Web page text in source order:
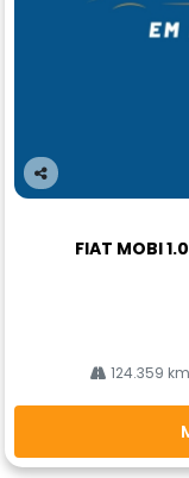
Co
FIAT MOBI
124.359 km